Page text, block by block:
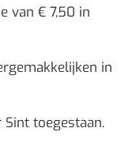
van € 7,50 in
in
toegestaan.